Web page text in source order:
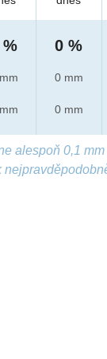
% 0 %
0 mm
0 mm
alespoň 0,1